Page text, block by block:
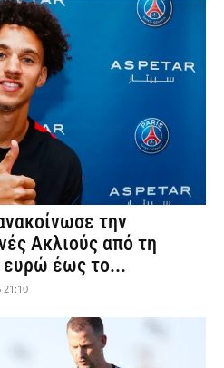
την
Ακλιούς από τη
ευρώ έως το...
21:10